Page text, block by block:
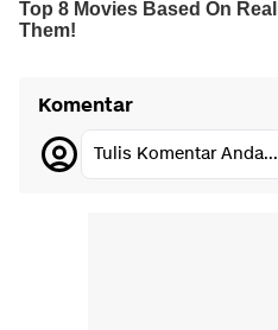
Komentar
Tulis Komentar Anda...